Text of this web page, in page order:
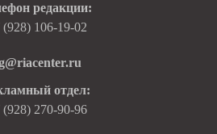
редакции:
(928) 106-19-02
отдел:
(928) 270-90-96